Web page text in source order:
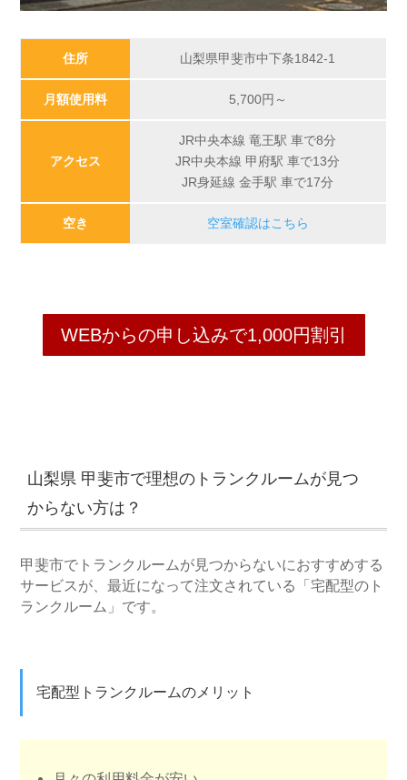
住所 山梨県甲斐市中下条1842-1
月額使用料 5,700円～
アクセス
JR中央本線 竜王駅 車で8分
JR中央本線 甲府駅 車で13分
JR身延線 金手駅 車で17分
空き 空室確認はこちら
WEBからの申し込みで1,000円割引
山梨県 甲斐市で理想のトランクルームが見つ
からない方は？
甲斐市でトランクルームが見つからないにおすすめする
サービスが、最近になって注文されている「宅配型のト
ランクルーム」です。
宅配型トランクルームのメリット